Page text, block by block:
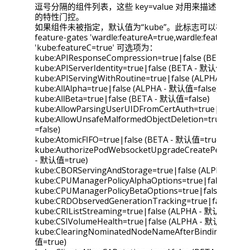
逗号分隔的组件列表，这些 key=value 对用来描述不
的特性门控。
如果组件未被指定，默认值为“kube”。此标志可以被
feature-gates
'kube:featureC=true' 可选项为：
kube:APIResponseCompression=true|false
kube:APIServerIdentity=true|false (BETA - 默认值
kube:APIServingWithRoutine=true|false (ALPHA -
kube:AllAlpha=true|false (ALPHA - 默认值=false)
kube:AllBeta=true|false (BETA - 默认值=false)
=false)
kube:AtomicFIFO=true|false (BETA - 默认值=true)
- 默认值=true)
kube:CBORServingAndStorage=true|false
kube:CPUManagerPolicyAlphaOptions=true|false
kube:CPUManagerPolicyBetaOptions=true|false
kube:CRIListStreaming=true|false (ALPHA - 默认
kube:CSIVolumeHealth=true|false (ALPHA - 默认
值=true)